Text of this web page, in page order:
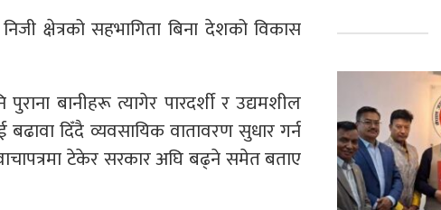
निजी क्षेत्रको सहभागिता बिना देशको विकास
बानीहरू त्यागेर पारदर्शी र उद्यमशील
बढावा दिँदै व्यवसायिक वातावरण सुधार गर्न
टेकेर सरकार अघि बढ्ने समेत बताए